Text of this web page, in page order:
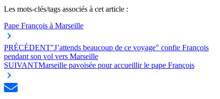
Les mots-clés/tags associés à cet article :
Pape François à Marseille
PRÉCÉDENT"J’attends beaucoup de ce voyage" confie François
pendant son vol vers Marseille
SUIVANTMarseille pavoisée pour accueillir le pape François